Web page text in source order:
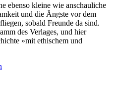
ebenso kleine wie anschauliche
und die Ängste vor dem
sobald Freunde da sind.
des Verlages, und hier
»mit ethischem und